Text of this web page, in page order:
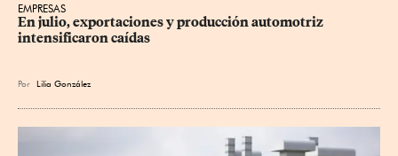
EMPRESAS
En julio, exportaciones y producción automotriz
intensificaron caídas
Por Lilia González